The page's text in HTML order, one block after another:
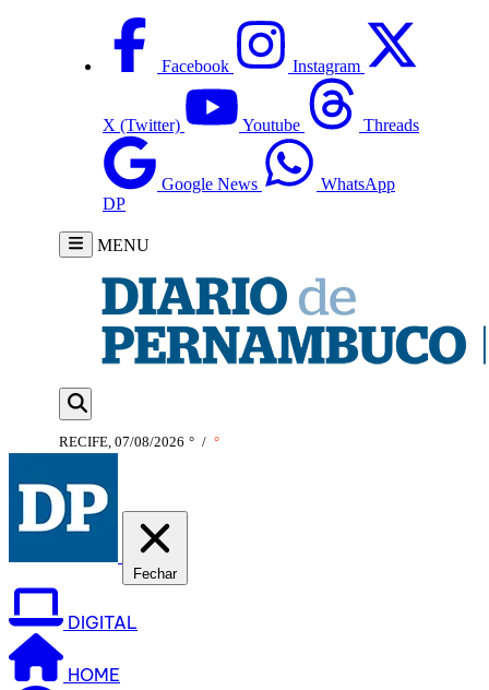
Facebook Instagram
X (Twitter) Youtube Threads
Google News
WhatsApp
DP
MENU
RECIFE, 07/08/2026 ° / °
Fechar
DIGITAL
HOME